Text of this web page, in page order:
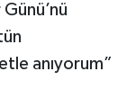
anıyorum”